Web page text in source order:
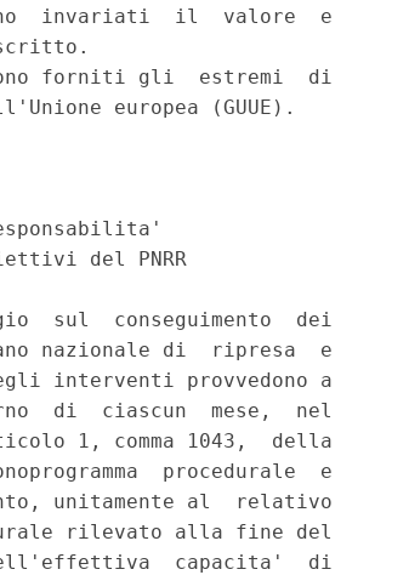
invariati  il  valore  e
forniti gli  estremi  di
europea (GUUE).
del PNRR
sul  conseguimento  dei
nazionale di  ripresa  e
interventi provvedono a
di  ciascun  mese,  nel
1, comma 1043,  della
procedurale  e
unitamente al  relativo
rilevato alla fine del
capacita'  di